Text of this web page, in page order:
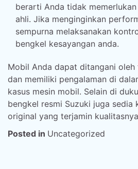
berarti Anda tidak
ahli. Jika menginginkan
sempurna melaksanakan
bengkel kesayangan anda.
Mobil Anda dapat ditangani
dan memiliki pengalaman di
kasus mesin mobil. Selain di
bengkel resmi Suzuki juga sedia
original yang terjamin
Posted in Uncategorized